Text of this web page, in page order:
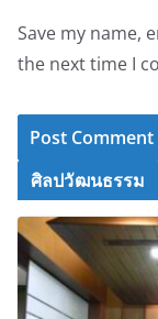
Save my name,
the next time I
ศิลปวัฒนธรรม